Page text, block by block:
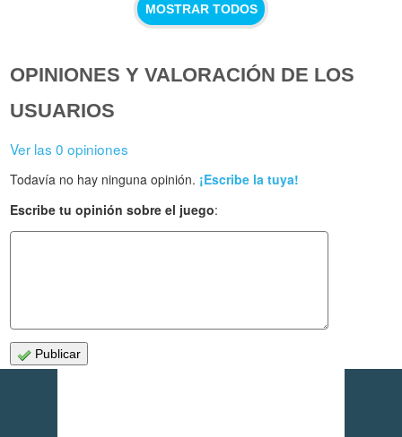
MOSTRAR TODOS
OPINIONES Y VALORACIÓN DE LOS
USUARIOS
Ver las 0 opiniones
Todavía no hay ninguna opinión. ¡Escribe la tuya!
Escribe tu opinión sobre el juego:
Publicar